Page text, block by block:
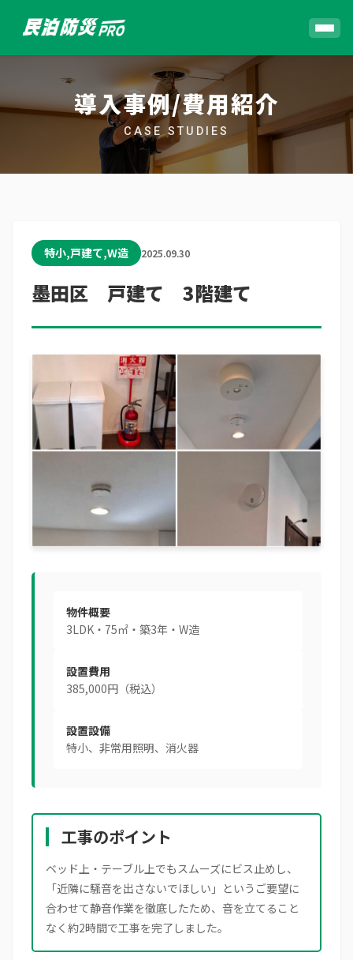
導入事例/費用紹介
CASE STUDIES
特小,戸建て,W造 2025.09.30
墨田区 戸建て 3階建て
物件概要
3LDK・75㎡・築3年・W造
設置費用
385,000円（税込）
設置設備
特小、非常用照明、消火器
工事のポイント
ベッド上・テーブル上でもスムーズにビス止めし、
「近隣に騒音を出さないでほしい」というご要望に
合わせて静音作業を徹底したため、音を立てること
なく約2時間で工事を完了しました。